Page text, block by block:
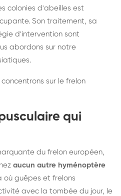
colonies d'abeilles est
Son traitement, sa
d'intervention sont
abordons sur notre
.
sur le frelon
qui
du frelon européen,
aucun autre hyménoptère
où guêpes et frelons
avec la tombée du jour, le